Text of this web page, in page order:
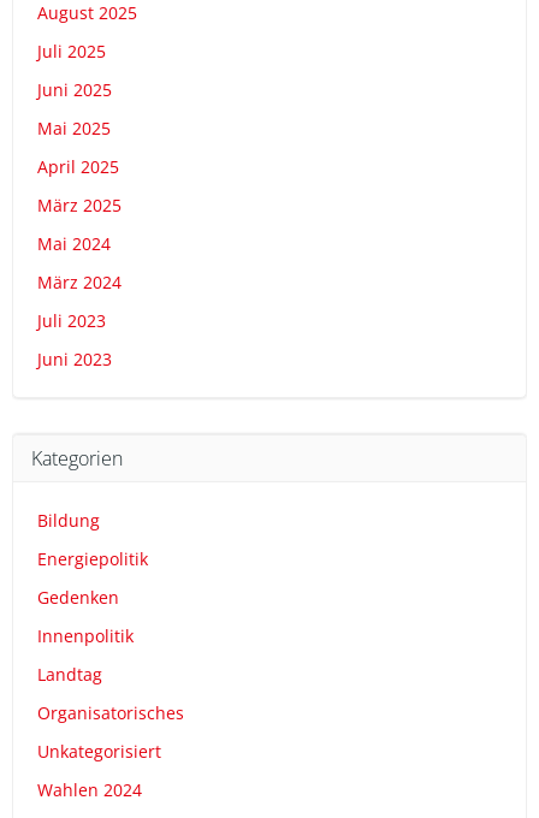
August 2025
Juli 2025
Juni 2025
Mai 2025
April 2025
März 2025
Mai 2024
März 2024
Juli 2023
Juni 2023
Kategorien
Bildung
Energiepolitik
Gedenken
Innenpolitik
Landtag
Organisatorisches
Unkategorisiert
Wahlen 2024